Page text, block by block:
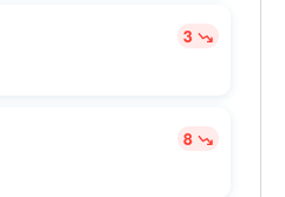
3
8